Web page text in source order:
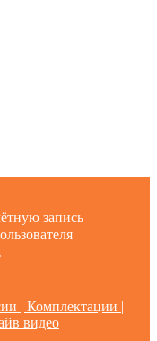
запись
| Комплектации |
видео